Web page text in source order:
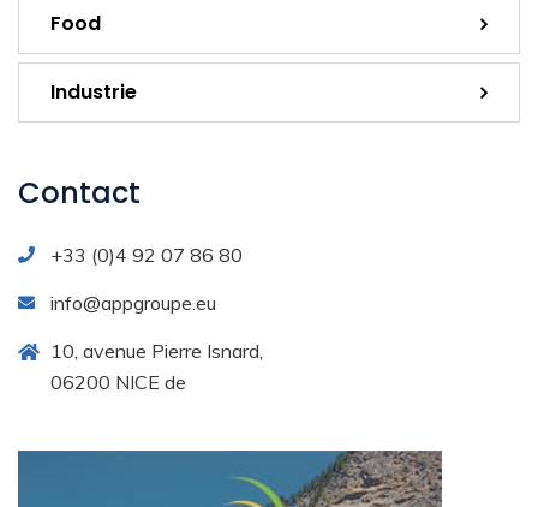
Food
Industrie
Contact
+33 (0)4 92 07 86 80
info@appgroupe.eu
10, avenue Pierre Isnard,
06200 NICE de